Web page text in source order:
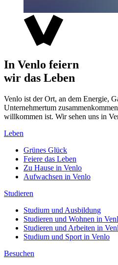
In Venlo feiern
wir das Leben
Venlo ist der Ort, an dem Energie,
Unternehmertum
willkommen ist. Wir sehen uns in
Leben
Grünes Glück
Feiere das Leben
Zu Hause in Venlo
Aufwachsen in Venlo
Studieren
Studium und Ausbildung
Studieren und Wohnen in
Studieren und Arbeiten in
Studium und Sport in Venlo
Besuchen